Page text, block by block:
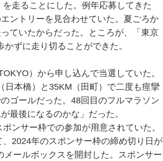
走ることにした。例年応募してきた
ントリーを見合わせていた。夏ごろか
ていたからだった。ところが、「東京
ずに走り切ることができた。
）から申し込んで当選していた。
日本橋）と35KM（田町）で二度も痙攣
ゴールだった。48回目のフルマラソン
最後になるのかな」だった。
ンサー枠での参加が用意されていた。
2024年のスポンサー枠の締め切り日が
ールボックスを開封した。スポンサー